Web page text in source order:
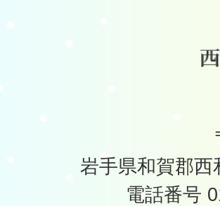
岩手県和賀郡西
電話番号